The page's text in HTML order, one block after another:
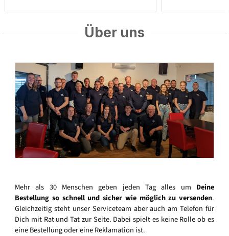
Über uns
Mehr als 30 Menschen geben jeden Tag alles um Deine
Bestellung so schnell und sicher wie möglich zu versenden.
Gleichzeitig steht unser Serviceteam aber auch am Telefon für
Dich mit Rat und Tat zur Seite. Dabei spielt es keine Rolle ob es
eine Bestellung oder eine Reklamation ist.